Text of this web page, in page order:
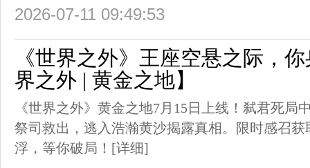
2026-07-11 09:49:53
《世界之外》王座空悬之际，
界之外 | 黄金之地】
《世界之外》黄金之地7月15日上线！弑君死局
祭司救出，逃入浩瀚黄沙揭露真相。限时感召
浮，等你破局！ [详细]